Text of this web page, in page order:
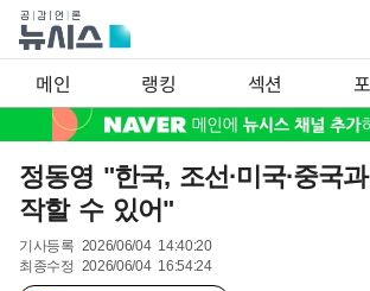
메인 랭킹 섹션
정동영 "한국, 조선·미국·중국
작할 수 있어"
기사등록 2026/06/04 14:40:20
최종수정 2026/06/04 16:54:24